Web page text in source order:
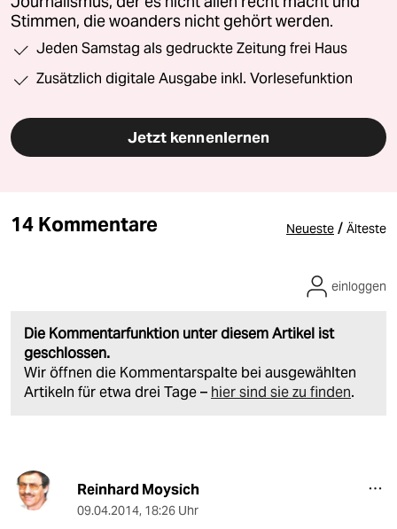
Stimmen, die woanders nicht gehört werden.
Jeden Samstag als gedruckte Zeitung frei Haus
Zusätzlich digitale Ausgabe inkl. Vorlesefunktion
Jetzt kennenlernen
14 Kommentare Neueste / Älteste
Die Kommentarfunktion unter diesem Artikel ist
geschlossen.
Wir öffnen die Kommentarspalte bei ausgewählten
Artikeln für etwa drei Tage – hier sind sie zu finden.
einloggen
Reinhard Moysich
09.04.2014, 18:26 Uhr